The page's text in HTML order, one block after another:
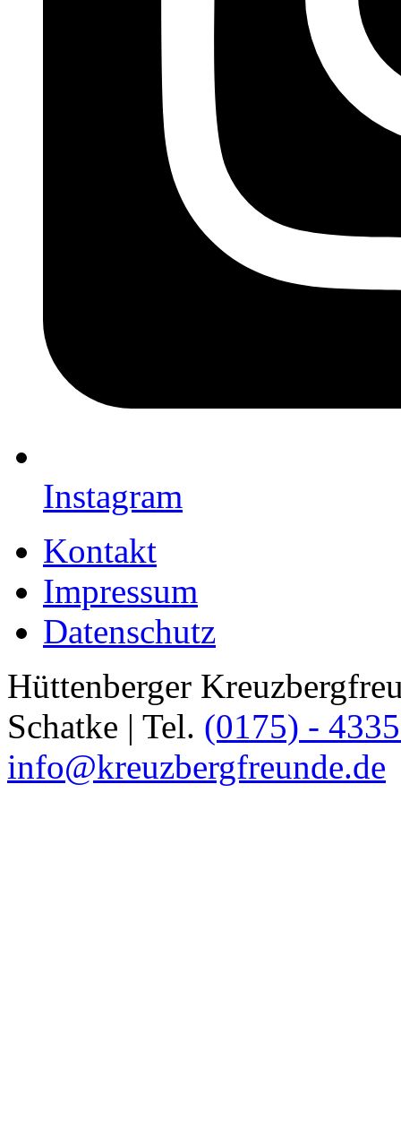
Instagram
Kontakt
Impressum
Datenschutz
Hüttenberger
Schatke | Tel. (0175) -
info@kreuzbergfreunde.de